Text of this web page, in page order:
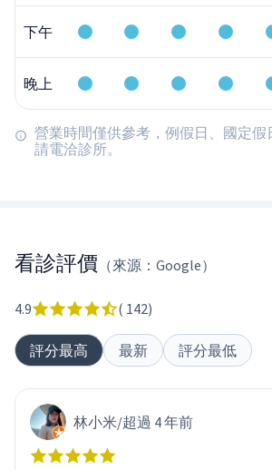
下午
晚上
營業時間僅供參考，例假日、國定假
請電洽診所。
看診評價 （來源：Google）
4.9 ( 142)
評分最高 最新 評分最低
林小米/超過 4 年前